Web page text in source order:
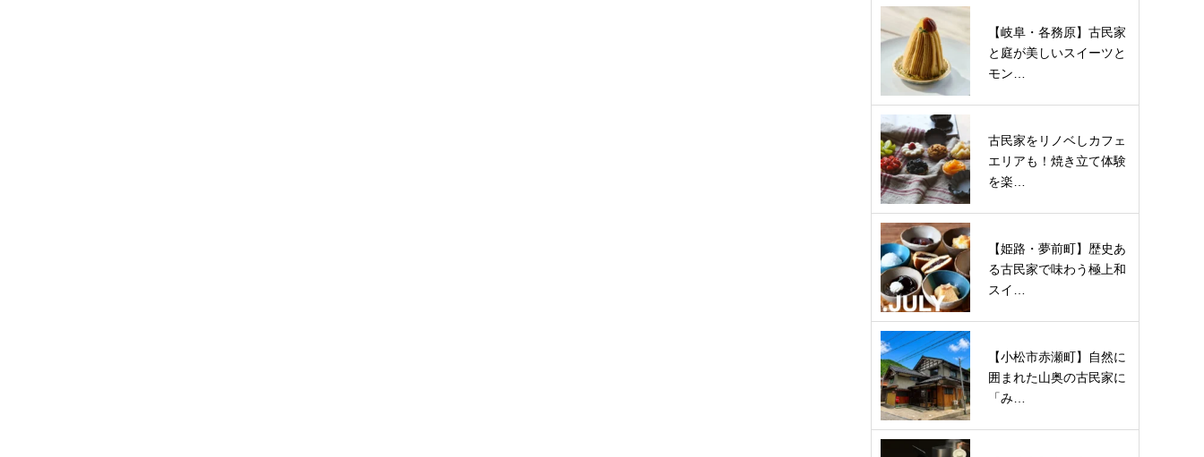
【岐阜・各務原】古民家
と庭が美しいスイーツと
モン…
古民家をリノベしカフェ
エリアも！焼き立て体験
を楽…
【姫路・夢前町】歴史あ
る古民家で味わう極上和
スイ…
【小松市赤瀬町】自然に
囲まれた山奥の古民家に
「み…